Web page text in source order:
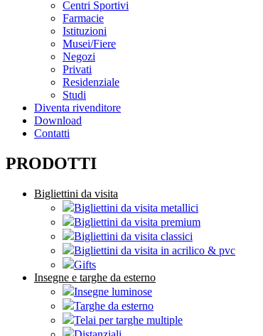
Centri Sportivi
Farmacie
Istituzioni
Musei/Fiere
Negozi
Privati
Residenziale
Studi
Diventa rivenditore
Download
Contatti
PRODOTTI
Bigliettini da visita
Bigliettini da visita metallici
Bigliettini da visita premium
Bigliettini da visita classici
Bigliettini da visita in acrilico & pvc
Gifts
Insegne e targhe da esterno
Insegne luminose
Targhe da esterno
Telai per targhe multiple